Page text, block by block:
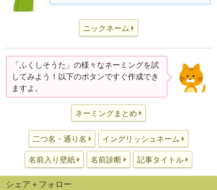
ニックネーム
「ふくしそうた」の様々なネーミングを試
してみよう！以下のボタンですぐ作成でき
ますよ。
ネーミングまとめ
二つ名・通り名 イングリッシュネーム
名前入り壁紙 名前診断 記事タイトル
シェア＋フォロー